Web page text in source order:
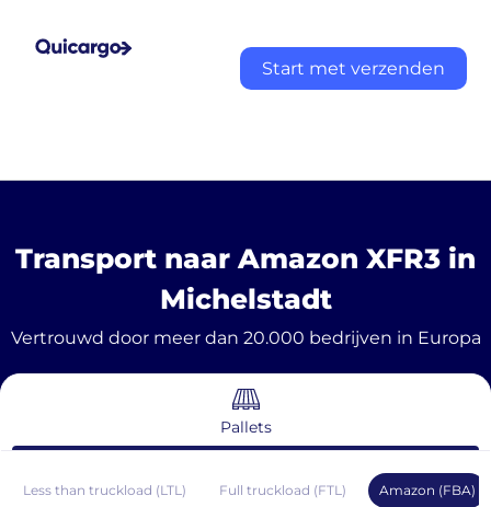
Start met verzenden
Transport naar Amazon XFR3 in
Michelstadt
Vertrouwd door meer dan 20.000 bedrijven in Europa
Pallets
Less than truckload (LTL) Full truckload (FTL) Amazon (FBA)